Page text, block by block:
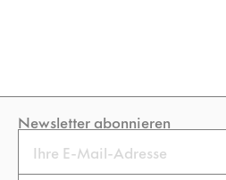
Newsletter abonnieren
Email